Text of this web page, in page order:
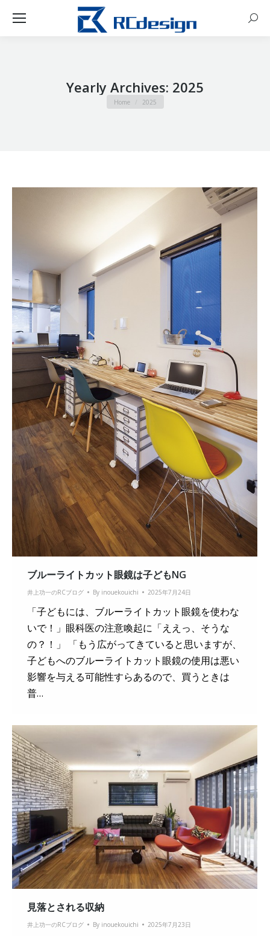
Yearly Archives: 2025
You are here:
Home 2025
ブルーライトカット眼鏡は子どもNG
井上功一のRCブログ By inouekouichi 2025年7月24日
「子どもには、ブルーライトカット眼鏡を使わな
いで！」眼科医の注意喚起に「ええっ、そうな
の？！」 「もう広がってきていると思いますが、
子どもへのブルーライトカット眼鏡の使用は悪い
影響を与える可能性すらあるので、買うときは
普…
見落とされる収納
井上功一のRCブログ By inouekouichi 2025年7月23日